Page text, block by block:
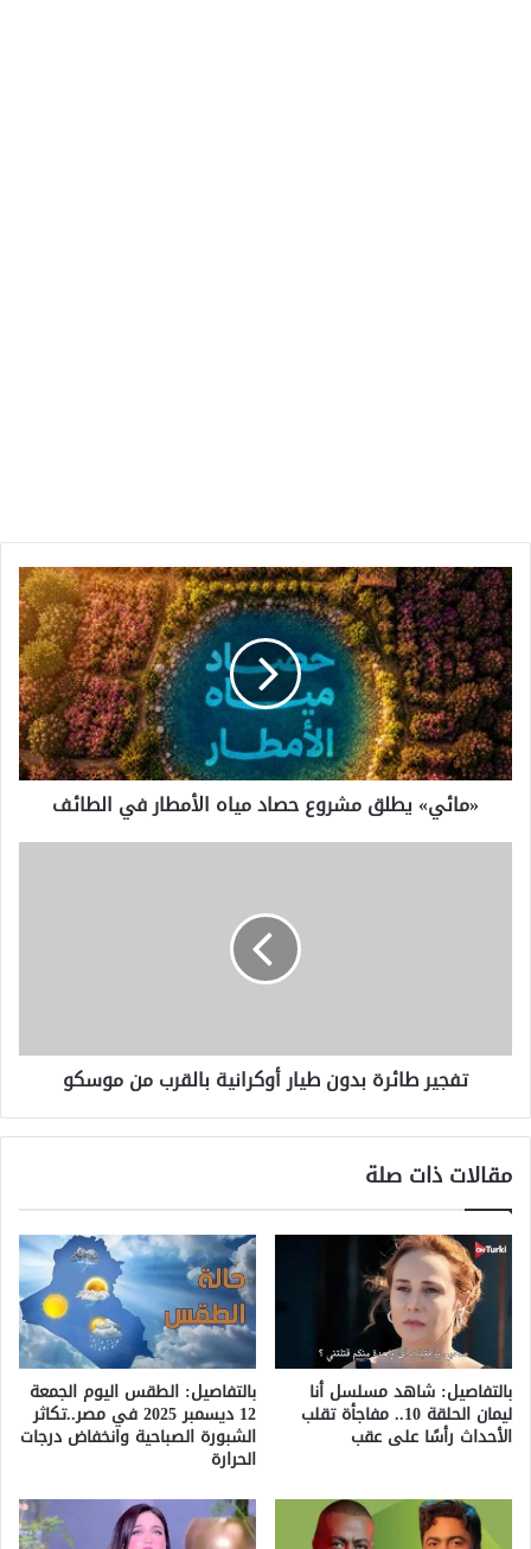
«مائي»
يطلق
مشروع
حصاد
مياه
الأمطار
في
الطائف
«مائي» يطلق مشروع حصاد مياه الأمطار في الطائف
تفجير طائرة بدون طيار أوكرانية بالقرب من موسكو
مقالات ذات صلة
بالتفاصيل: شاهد مسلسل أنا
ليمان الحلقة 10.. مفاجأة تقلب
الأحداث رأسًا على عقب
بالتفاصيل: الطقس اليوم الجمعة
12 ديسمبر 2025 في مصر..تكاثر
الشبورة الصباحية وانخفاض درجات
الحرارة